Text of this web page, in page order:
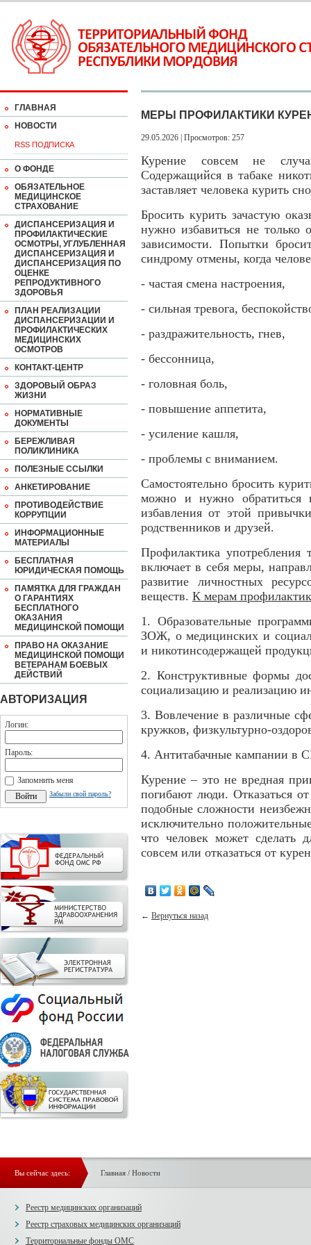
ГЛАВНАЯ
НОВОСТИ
RSS ПОДПИСКА
О ФОНДЕ
ОБЯЗАТЕЛЬНОЕ
МЕДИЦИНСКОЕ
СТРАХОВАНИЕ
ДИСПАНСЕРИЗАЦИЯ И
ПРОФИЛАКТИЧЕСКИЕ
ОСМОТРЫ, УГЛУБЛЕННАЯ
ДИСПАНСЕРИЗАЦИЯ И
ДИСПАНСЕРИЗАЦИЯ ПО
ОЦЕНКЕ
РЕПРОДУКТИВНОГО
ЗДОРОВЬЯ
ПЛАН РЕАЛИЗАЦИИ
ДИСПАНСЕРИЗАЦИИ И
ПРОФИЛАКТИЧЕСКИХ
МЕДИЦИНСКИХ
ОСМОТРОВ
КОНТАКТ-ЦЕНТР
ЗДОРОВЫЙ ОБРАЗ
ЖИЗНИ
НОРМАТИВНЫЕ
ДОКУМЕНТЫ
БЕРЕЖЛИВАЯ
ПОЛИКЛИНИКА
ПОЛЕЗНЫЕ ССЫЛКИ
АНКЕТИРОВАНИЕ
ПРОТИВОДЕЙСТВИЕ
КОРРУПЦИИ
ИНФОРМАЦИОННЫЕ
МАТЕРИАЛЫ
БЕСПЛАТНАЯ
ЮРИДИЧЕСКАЯ ПОМОЩЬ
ПАМЯТКА ДЛЯ ГРАЖДАН
О ГАРАНТИЯХ
БЕСПЛАТНОГО
ОКАЗАНИЯ
МЕДИЦИНСКОЙ ПОМОЩИ
ПРАВО НА ОКАЗАНИЕ
МЕДИЦИНСКОЙ ПОМОЩИ
ВЕТЕРАНАМ БОЕВЫХ
ДЕЙСТВИЙ
АВТОРИЗАЦИЯ
Логин:
Пароль:
Запомнить меня
Забыли свой пароль?
МЕРЫ ПРОФИЛАКТИКИ
29.05.2026 | Просмотров: 257
Курение совсем не
Содержащийся в табаке
заставляет человека курить
Бросить курить зачастую
нужно избавиться не только
зависимости. Попытки
синдрому отмены, когда
- частая смена настроения,
- сильная тревога,
- раздражительность, гнев,
- бессонница,
- головная боль,
- повышение аппетита,
- усиление кашля,
- проблемы с вниманием.
Самостоятельно бросить
можно и нужно обратиться
избавления от этой
родственников и друзей.
Профилактика употребления
включает в себя меры,
развитие личностных
веществ. К мерам
1. Образовательные
ЗОЖ, о медицинских и
и никотинсодержащей
2. Конструктивные формы
социализацию и реализацию
3. Вовлечение в различные
кружков, физкультурно-
4. Антитабачные кампании в
Курение – это не вредная
погибают люди. Отказаться
подобные сложности
исключительно
что человек может сделать
совсем или отказаться от
← Вернуться назад
Вы сейчас здесь: Главная/ Новости
Реестр медицинских организаций
Реестр страховых медицинских организаций
Территориальные фонды ОМС